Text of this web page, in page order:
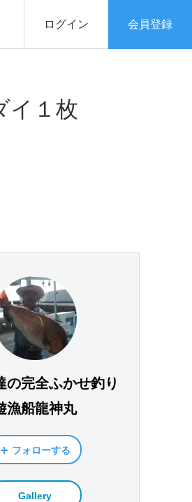
ログイン 会員登録
イ１枚
の完全ふかせ釣り
漁船龍神丸
フォローする
Gallery